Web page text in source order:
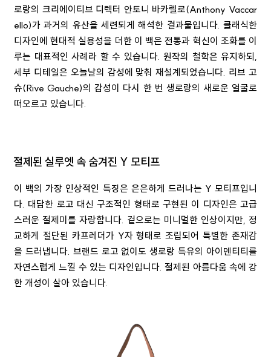
로랑의 크리에이티브 디렉터 안토니 바카렐로(Anthony Vaccar
ello)가 과거의 유산을 세련되게 해석한 결과물입니다. 클래식한
디자인에 현대적 실용성을 더한 이 백은 전통과 혁신이 조화를 이
루는 대표적인 사례라 할 수 있습니다. 원작의 철학은 유지하되,
세부 디테일은 오늘날의 감성에 맞춰 재설계되었습니다. 리브 고
슈(Rive Gauche)의 감성이 다시 한 번 생로랑의 새로운 얼굴로
떠오르고 있습니다.
절제된 실루엣 속 숨겨진 Y 모티프
이 백의 가장 인상적인 특징은 은은하게 드러나는 Y 모티프입니
다. 대담한 로고 대신 구조적인 형태로 구현된 이 디자인은 고급
스러운 절제미를 자랑합니다. 겉으로는 미니멀한 인상이지만, 정
교하게 절단된 카프레더가 Y자 형태로 조립되어 특별한 존재감
을 드러냅니다. 브랜드 로고 없이도 생로랑 특유의 아이덴티티를
자연스럽게 느낄 수 있는 디자인입니다. 절제된 아름다움 속에 강
한 개성이 살아 있습니다.